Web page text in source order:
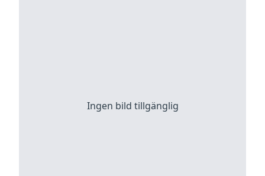
Ingen bild tillgänglig